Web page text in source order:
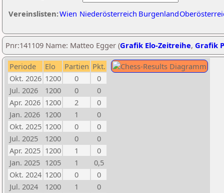
Vereinslisten:Wien Niederösterreich Burgenland
Pnr:141109 Name: Matteo Egger (Grafik Elo-Zeitreihe, Grafik
Periode Elo Partien Pkt.
Okt. 2026 1200 0
0
Jul. 2026
1200 0
0
Apr. 2026 1200 2
0
Jan. 2026 1200 1
0
Okt. 2025 1200 0
0
Jul. 2025
1200 0
0
Apr. 2025 1200 1
0
Jan. 2025 1205 1
0,5
Okt. 2024 1200 0
0
Jul. 2024
1200 1
0